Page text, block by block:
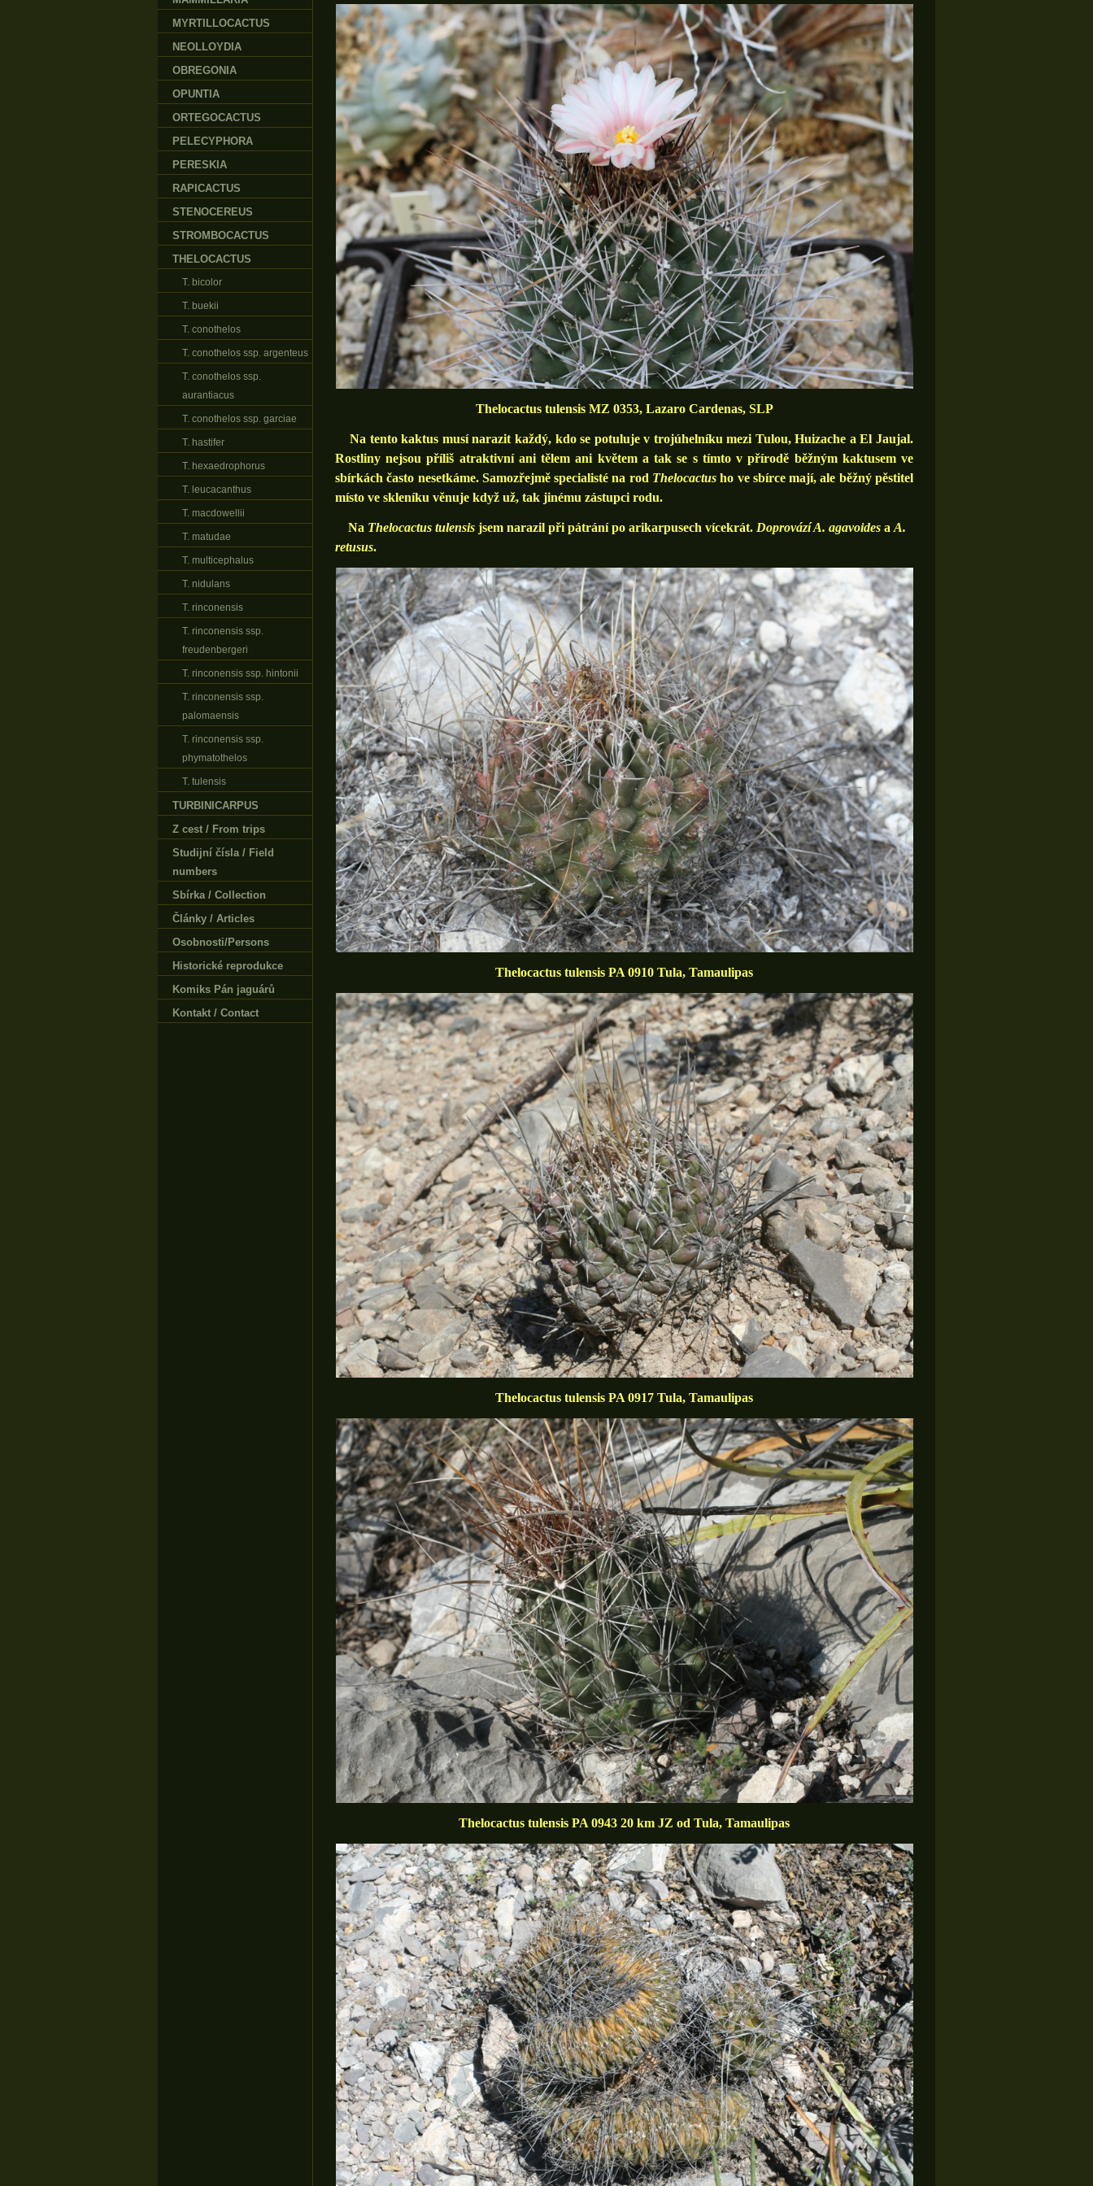
Thelocactus tulensis MZ 0353, Lazaro Cardenas, SLP
Na tento kaktus musí narazit každý, kdo se potuluje v trojúhelníku mezi Tulou, Huizache a El Jaujal.
Rostliny nejsou příliš atraktivní ani tělem ani květem a tak se s tímto v přírodě běžným kaktusem ve
sbírkách často nesetkáme. Samozřejmě specialisté na rod Thelocactus ho ve sbírce mají, ale běžný pěstitel
místo ve skleníku věnuje když už, tak jinému zástupci rodu.
Na Thelocactus tulensis jsem narazil při pátrání po arikarpusech vícekrát. Doprovází A. agavoides a A.
retusus.
Thelocactus tulensis PA 0910 Tula, Tamaulipas
Thelocactus tulensis PA 0917 Tula, Tamaulipas
Thelocactus tulensis PA 0943 20 km JZ od Tula, Tamaulipas
MYRTILLOCACTUS
NEOLLOYDIA
OBREGONIA
OPUNTIA
ORTEGOCACTUS
PELECYPHORA
PERESKIA
RAPICACTUS
STENOCEREUS
STROMBOCACTUS
THELOCACTUS
T. bicolor
T. buekii
T. conothelos
T. conothelos ssp. argenteus
T. conothelos ssp.
aurantiacus
T. conothelos ssp. garciae
T. hastifer
T. hexaedrophorus
T. leucacanthus
T. macdowellii
T. matudae
T. multicephalus
T. nidulans
T. rinconensis
T. rinconensis ssp.
freudenbergeri
T. rinconensis ssp. hintonii
T. rinconensis ssp.
palomaensis
T. rinconensis ssp.
phymatothelos
T. tulensis
TURBINICARPUS
Z cest / From trips
Studijní čísla / Field
numbers
Sbírka / Collection
Články / Articles
Osobnosti/Persons
Historické reprodukce
Komiks Pán jaguárů
Kontakt / Contact